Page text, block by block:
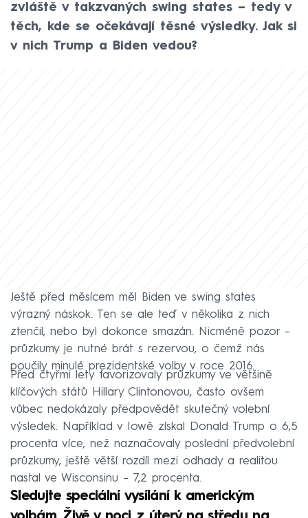
zvláště v takzvaných swing states – tedy v
těch, kde se očekávají těsné výsledky. Jak si
v nich Trump a Biden vedou?
Ještě před měsícem měl Biden ve swing states
výrazný náskok. Ten se ale teď v několika z nich
ztenčil, nebo byl dokonce smazán. Nicméně pozor –
průzkumy je nutné brát s rezervou, o čemž nás
poučily minulé prezidentské volby v roce 2016.
Před čtyřmi lety favorizovaly průzkumy ve většině
klíčových států Hillary Clintonovou, často ovšem
vůbec nedokázaly předpovědět skutečný volební
výsledek. Například v Iowě získal Donald Trump o 6,5
procenta více, než naznačovaly poslední předvolební
průzkumy, ještě větší rozdíl mezi odhady a realitou
nastal ve Wisconsinu – 7,2 procenta.
Sledujte speciální vysílání k americkým